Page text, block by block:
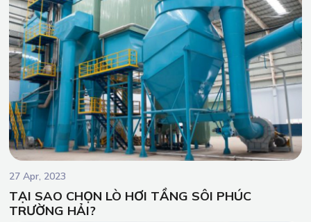
27 Apr, 2023
TẠI SAO CHỌN LÒ HƠI TẦNG SÔI PHÚC
TRƯỜNG HẢI?